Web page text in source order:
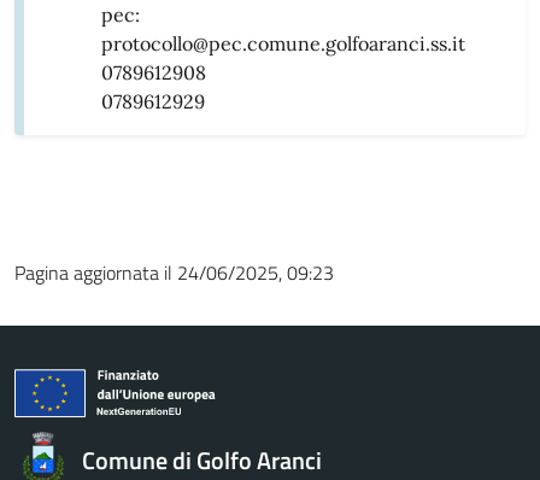
pec:
protocollo@pec.comune.golfoaranci.ss.it
0789612908
0789612929
Pagina aggiornata il 24/06/2025, 09:23
Comune di Golfo Aranci